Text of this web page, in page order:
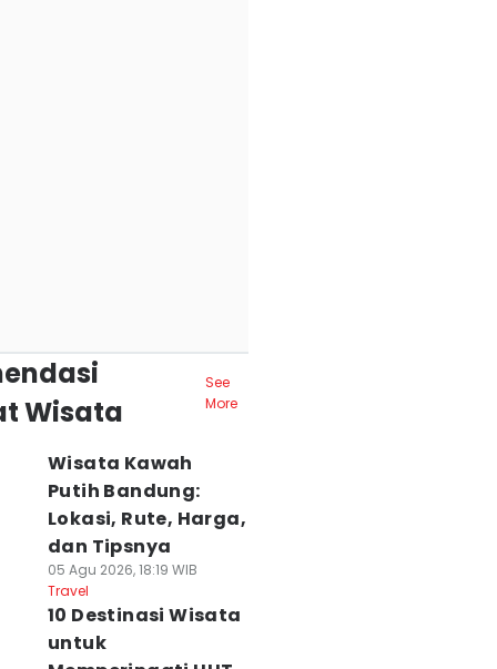
Wisata
See
More
Wisata Kawah
Putih Bandung:
Lokasi, Rute, Harga,
dan Tipsnya
05 Agu 2026, 18:19 WIB
Travel
10 Destinasi Wisata
untuk